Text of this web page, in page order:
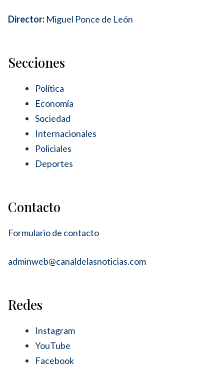
Director: Miguel Ponce de León
Secciones
Política
Economía
Sociedad
Internacionales
Policiales
Deportes
Contacto
Formulario de contacto
adminweb@canaldelasnoticias.com
Redes
Instagram
YouTube
Facebook